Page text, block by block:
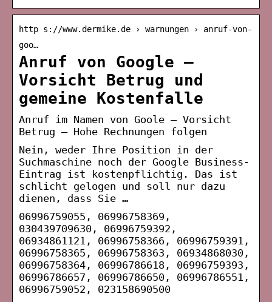
http s://www.dermike.de › warnungen › anruf-von-
goo…
Anruf von Google –
Vorsicht Betrug und
gemeine Kostenfalle
Anruf im Namen von Goole – Vorsicht
Betrug – Hohe Rechnungen folgen
Nein, weder Ihre Position in der
Suchmaschine noch der Google Business-
Eintrag ist kostenpflichtig. Das ist
schlicht gelogen und soll nur dazu
dienen, dass Sie …
06996759055, 06996758369,
030439709630, 06996759392,
06934861121, 06996758366, 06996759391,
06996758365, 06996758363, 06934868030,
06996758364, 06996786618, 06996759393,
06996786657, 06996786650, 06996786551,
06996759052, 023158690500